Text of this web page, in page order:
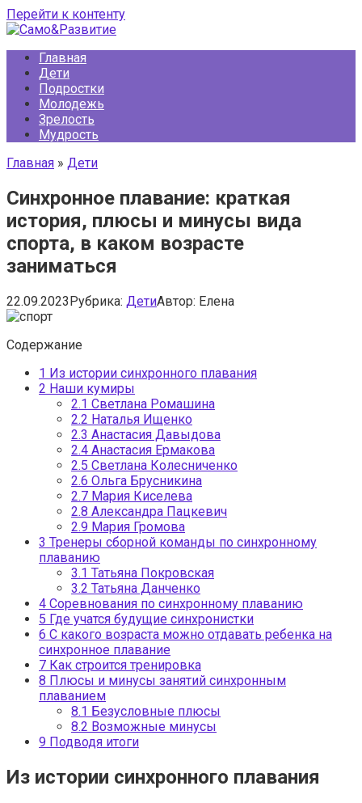
Перейти к контенту
Главная
Дети
Подростки
Молодежь
Зрелость
Мудрость
Главная » Дети
Синхронное плавание: краткая
история, плюсы и минусы вида
спорта, в каком возрасте
заниматься
22.09.2023Рубрика: ДетиАвтор: Елена
Содержание
1 Из истории синхронного плавания
2 Наши кумиры
2.1 Светлана Ромашина
2.2 Наталья Ищенко
2.3 Анастасия Давыдова
2.4 Анастасия Ермакова
2.5 Светлана Колесниченко
2.6 Ольга Брусникина
2.7 Мария Киселева
2.8 Александра Пацкевич
2.9 Мария Громова
3 Тренеры сборной команды по синхронному
плаванию
3.1 Татьяна Покровская
3.2 Татьяна Данченко
4 Соревнования по синхронному плаванию
5 Где учатся будущие синхронистки
6 С какого возраста можно отдавать ребенка на
синхронное плавание
7 Как строится тренировка
8 Плюсы и минусы занятий синхронным
плаванием
8.1 Безусловные плюсы
8.2 Возможные минусы
9 Подводя итоги
Из истории синхронного плавания